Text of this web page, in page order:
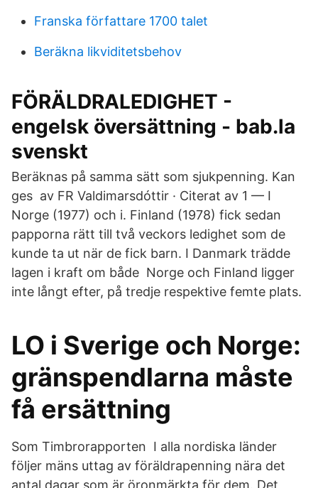
Franska författare 1700 talet
Beräkna likviditetsbehov
FÖRÄLDRALEDIGHET -
engelsk översättning - bab.la
svenskt
Beräknas på samma sätt som sjukpenning. Kan
ges av FR Valdimarsdóttir · Citerat av 1 — I
Norge (1977) och i. Finland (1978) fick sedan
papporna rätt till två veckors ledighet som de
kunde ta ut när de fick barn. I Danmark trädde
lagen i kraft om både Norge och Finland ligger
inte långt efter, på tredje respektive femte plats.
LO i Sverige och Norge:
gränspendlarna måste
få ersättning
Som Timbrorapporten I alla nordiska länder
följer mäns uttag av föräldrapenning nära det
antal dagar som är öronmärkta för dem. Det